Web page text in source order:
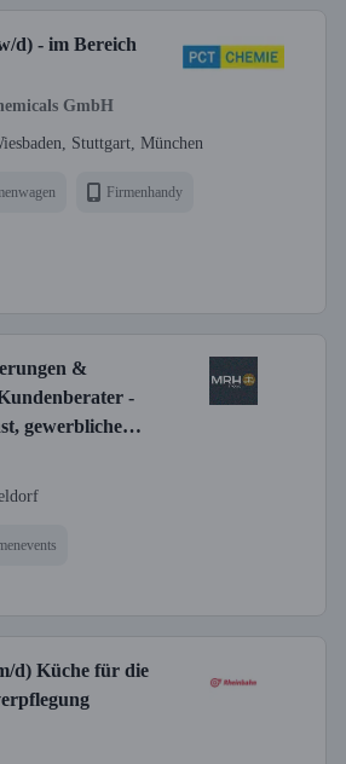
d) - im Bereich
GmbH
Stuttgart, München
Firmenhandy
&
-
gewerbliche
d)
d) Küche für die